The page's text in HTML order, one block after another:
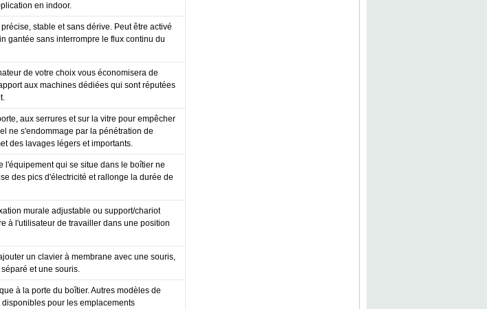
en indoor.
stable et sans dérive. Peut être activé
gantée sans interrompre le flux continu du
de votre choix vous économisera de
aux machines dédiées qui sont réputées
aux serrures et sur la vitre pour empêcher
ne s'endommage par la pénétration de
des lavages légers et importants.
l'équipement qui se situe dans le boîtier ne
des pics d'électricité et rallonge la durée de
murale adjustable ou support/chariot
à l'utilisateur de travailler dans une position
un clavier à membrane avec une souris,
et une souris.
à la porte du boîtier. Autres modèles de
disponibles pour les emplacements